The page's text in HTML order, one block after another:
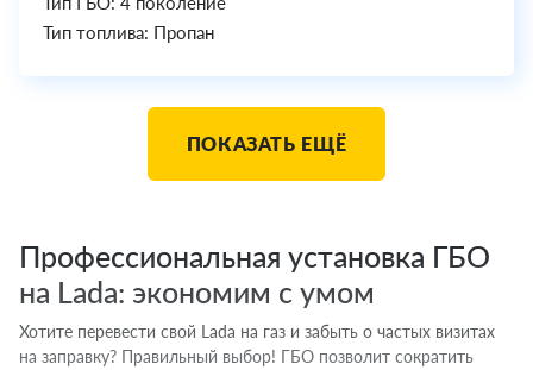
Тип топлива: Пропан
ПОКАЗАТЬ ЕЩЁ
Профессиональная установка ГБО
на Lada: экономим с умом
Хотите перевести свой Lada на газ и забыть о частых визитах
на заправку? Правильный выбор! ГБО позволит сократить